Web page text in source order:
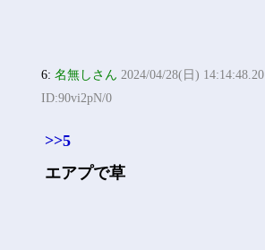
6:名無しさん 2024/04/28(日) 14:14:48.20
ID:90vi2pN/0
>>5
エアプで草